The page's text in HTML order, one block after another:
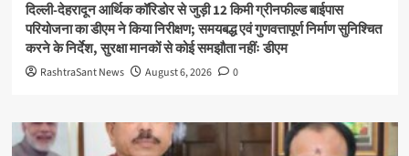
दिल्ली-देहरादून आर्थिक कॉरिडोर से जुड़ी 12 किमी ग्रीनफील्ड बाईपास
परियोजना का डीएम ने किया निरीक्षण; समयबद्ध एवं गुणवत्तापूर्ण निर्माण सुनिश्चित
करने के निर्देश, सुरक्षा मानकों से कोई समझौता नहींः डीएम
RashtraSant News August 6, 2026 0